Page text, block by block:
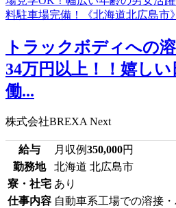
トラックボディへの
34万円以上！！嬉し
働...
株式会社BREXA Next
給与 月収例350,000円
勤務地
北海道 北広島市
寮・社宅 あり
仕事内容 自動車系工場での溶接